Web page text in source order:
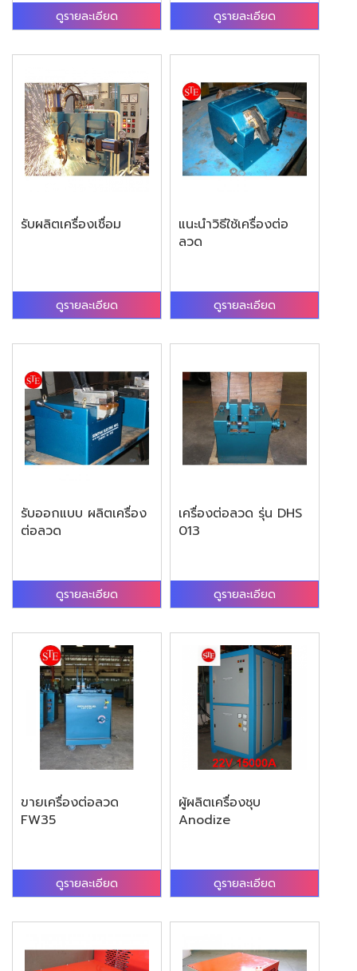
ดูรายละเอียด ดูรายละเอียด
รับผลิตเครื่องเชื่อม
ดูรายละเอียด
แนะนำวิธีใช้เครื่องต่อ
ลวด
ดูรายละเอียด
รับออกแบบ ผลิตเครื่อง
ต่อลวด
ดูรายละเอียด
เครื่องต่อลวด รุ่น DHS
013
ดูรายละเอียด
ขายเครื่องต่อลวด
FW35
ดูรายละเอียด
ผู้ผลิตเครื่องชุบ
Anodize
ดูรายละเอียด